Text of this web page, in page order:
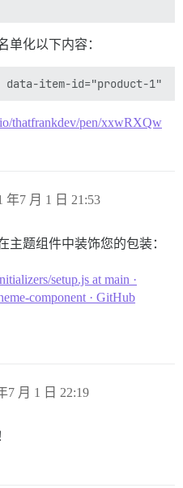
单化以下内容：
thatfrankdev/pen/xxwRXQw
年7 月 1 日 21:53
主题组件中装饰您的包装：
setup.js at main ·
component · GitHub
7 月 1 日 22:19